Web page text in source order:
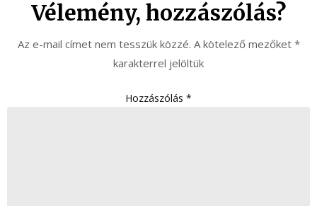
Vélemény, hozzászólás?
Az e-mail címet nem tesszük közzé. A kötelező mezőket *
karakterrel jelöltük
Hozzászólás *